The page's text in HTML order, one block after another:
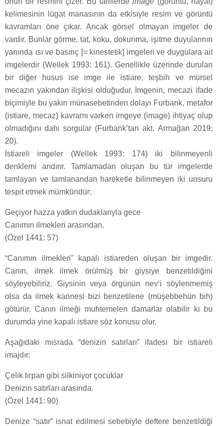
kelimesinin lügat manasının da etkisiyle resim ve görüntü
kavramları öne çıkar. Ancak görsel olmayan imgeler de
vardır. Bunlar görme, tat, koku, dokunma, işitme duyularının
yanında ısı ve basınç [= kinestetik] imgeleri ve duygulara ait
imgelerdir (Wellek 1993: 161). Genellikle üzerinde durulan
bir diğer husus ise imge ile istiare, teşbih ve mürsel
mecazın yakından ilişkisi olduğudur. İmgenin, mecazi ifade
biçimiyle bu yakın münasebetinden dolayı Furbank, metafor
(istiare, mecaz) kavramı varken imgeye (image) ihtiyaç olup
olmadığını dahi sorgular (Furbank’tan akt. Armağan 2019:
20).
İstiareli imgeler (Wellek 1993: 174) iki bilinmeyenli
denklemi andırır. Tamlamadan oluşan bu tür imgelerde
tamlayan ve tamlanandan hareketle bilinmeyen iki unsuru
tespit etmek mümkündür:
Geçiyor hazza yatkın dudaklarıyla gece
Canımın ilmekleri arasından.
(Özel 1441: 57)
“Canımın ilmekleri” kapalı istiareden oluşan bir imgedir.
Canın, ilmek ilmek örülmüş bir giysiye benzetildiğini
söyleyebiliriz. Giysinin veya örgünün nev‘i söylenmemiş
olsa da ilmek karinesi bizi benzetilene (müşebbehün bih)
götürür. Canın ilmeği muhtemelen damarlar olabilir ki bu
durumda yine kapalı istiare söz konusu olur.
Aşağıdaki mısrada “denizin satırları” ifadesi bir istiareli
imajdır:
Çelik tırpan gibi silkiniyor çocuklar
Denizin satırları arasında.
(Özel 1441: 90)
Denize “satır” isnat edilmesi sebebiyle deftere benzetildiği